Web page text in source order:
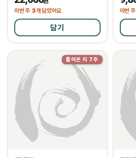
이번 주 3개 담았어요
담기
이번 주
들어온 지 7주